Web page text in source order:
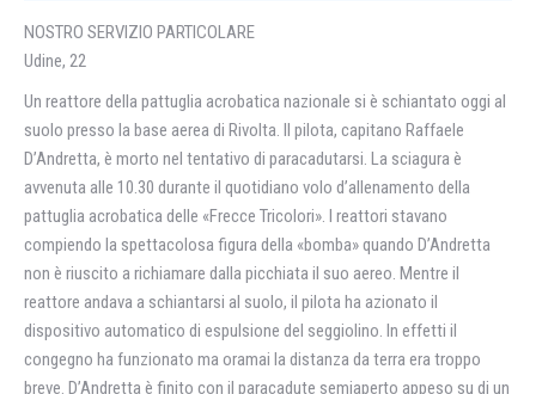
NOSTRO SERVIZIO PARTICOLARE
Udine, 22
Un reattore della pattuglia acrobatica nazionale si è schiantato oggi al
suolo presso la base aerea di Rivolta. Il pilota, capitano Raffaele
D’Andretta, è morto nel tentativo di paracadutarsi. La sciagura è
avvenuta alle 10.30 durante il quotidiano volo d’allenamento della
pattuglia acrobatica delle «Frecce Tricolori». I reattori stavano
compiendo la spettacolosa figura della «bomba» quando D’Andretta
non è riuscito a richiamare dalla picchiata il suo aereo. Mentre il
reattore andava a schiantarsi al suolo, il pilota ha azionato il
dispositivo automatico di espulsione del seggiolino. In effetti il
congegno ha funzionato ma oramai la distanza da terra era troppo
breve. D’Andretta è finito con il paracadute semiaperto appeso su di un